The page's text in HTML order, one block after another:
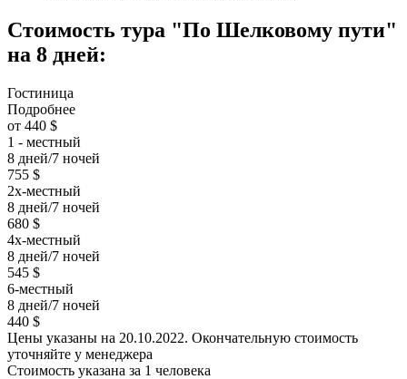
Стоимость тура "По Шелковому пути"
на 8 дней:
Гостиница
Подробнее
от 440 $
1 - местный
8 дней/7 ночей
755 $
2х-местный
8 дней/7 ночей
680 $
4х-местный
8 дней/7 ночей
545 $
6-местный
8 дней/7 ночей
440 $
Цены указаны на 20.10.2022. Окончательную стоимость
уточняйте у менеджера
Стоимость указана за 1 человека